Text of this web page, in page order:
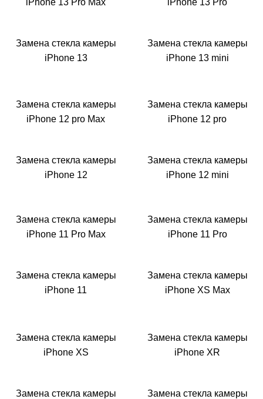
Замена стекла камеры
iPhone 13
Замена стекла камеры
iPhone 13 mini
Замена стекла камеры
iPhone 12 pro Max
Замена стекла камеры
iPhone 12 pro
Замена стекла камеры
iPhone 12
Замена стекла камеры
iPhone 12 mini
Замена стекла камеры
iPhone 11 Pro Max
Замена стекла камеры
iPhone 11 Pro
Замена стекла камеры
iPhone 11
Замена стекла камеры
iPhone XS Max
Замена стекла камеры
iPhone XS
Замена стекла камеры
iPhone XR
Замена стекла камеры
Замена стекла камеры